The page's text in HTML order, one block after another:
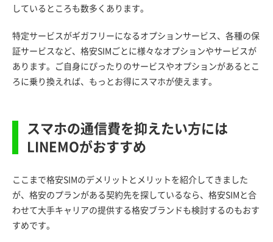
しているところも数多くあります。
特定サービスがギガフリーになるオプションサービス、各種の保
証サービスなど、格安SIMごとに様々なオプションやサービスが
あります。ご自身にぴったりのサービスやオプションがあるとこ
ろに乗り換えれば、もっとお得にスマホが使えます。
スマホの通信費を抑えたい方には
LINEMOがおすすめ
ここまで格安SIMのデメリットとメリットを紹介してきました
が、格安のプランがある契約先を探しているなら、格安SIMと合
わせて大手キャリアの提供する格安ブランドも検討するのもおす
すめです。